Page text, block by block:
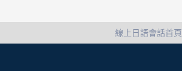
線上日語會話首頁